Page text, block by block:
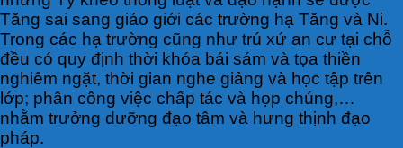
Tăng sai sang giáo giới các trường hạ Tăng và Ni.
Trong các hạ trường cũng như trú xứ an cư tại chỗ
đều có quy định thời khóa bái sám và tọa thiền
nghiêm ngặt, thời gian nghe giảng và học tập trên
lớp; phân công việc chấp tác và họp chúng,…
nhằm trưởng dưỡng đạo tâm và hưng thịnh đạo
pháp.